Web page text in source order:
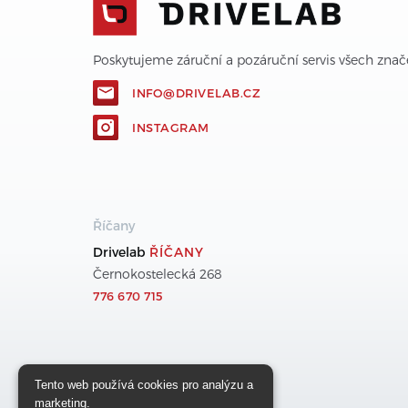
Poskytujeme záruční a pozáruční servis všech
INFO@DRIVELAB.CZ
INSTAGRAM
Říčany
Drivelab ŘÍČANY
Černokostelecká 268
776 670 715
Tento web používá cookies pro analýzu a
marketing.